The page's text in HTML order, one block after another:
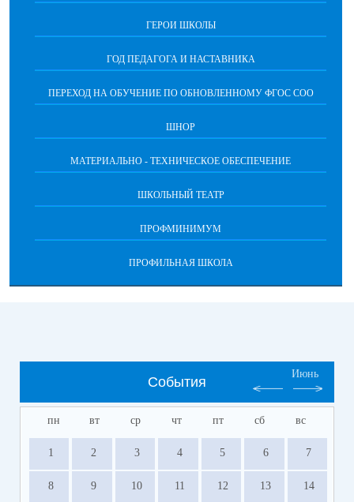
ГЕРОИ ШКОЛЫ
ГОД ПЕДАГОГА И НАСТАВНИКА
ПЕРЕХОД НА ОБУЧЕНИЕ ПО ОБНОВЛЕННОМУ ФГОС СОО
ШНОР
МАТЕРИАЛЬНО - ТЕХНИЧЕСКОЕ ОБЕСПЕЧЕНИЕ
ШКОЛЬНЫЙ ТЕАТР
ПРОФМИНИМУМ
ПРОФИЛЬНАЯ ШКОЛА
События
Июнь
пн вт ср чт пт сб вс
1 2 3 4 5 6 7
8 9 10 11 12 13 14